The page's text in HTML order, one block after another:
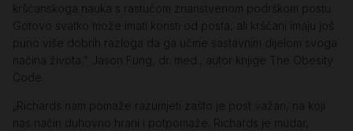
kršćanskoga nauka s rastućom znanstvenom podrškom postu.
Gotovo svatko može imati koristi od posta, ali kršćani imaju još
puno više dobrih razloga da ga učine sastavnim dijelom svoga
načina života.“ Jason Fung, dr. med., autor knjige The Obesity
Code
„Richards nam pomaže razumjeti zašto je post važan, na koji
nas način duhovno hrani i potpomaže. Richards je mudar,